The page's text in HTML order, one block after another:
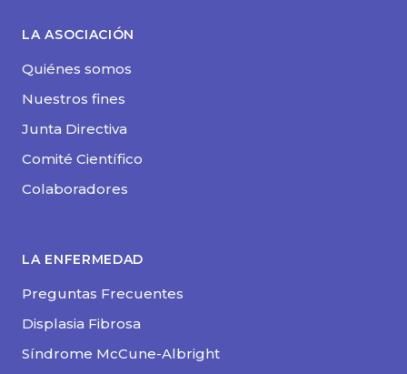
LA ASOCIACIÓN
Quiénes somos
Nuestros fines
Junta Directiva
Comité Científico
Colaboradores
LA ENFERMEDAD
Preguntas Frecuentes
Displasia Fibrosa
Síndrome McCune-Albright